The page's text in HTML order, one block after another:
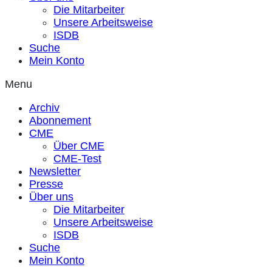
Die Mitarbeiter
Unsere Arbeitsweise
ISDB
Suche
Mein Konto
Menu
Archiv
Abonnement
CME
Über CME
CME-Test
Newsletter
Presse
Über uns
Die Mitarbeiter
Unsere Arbeitsweise
ISDB
Suche
Mein Konto